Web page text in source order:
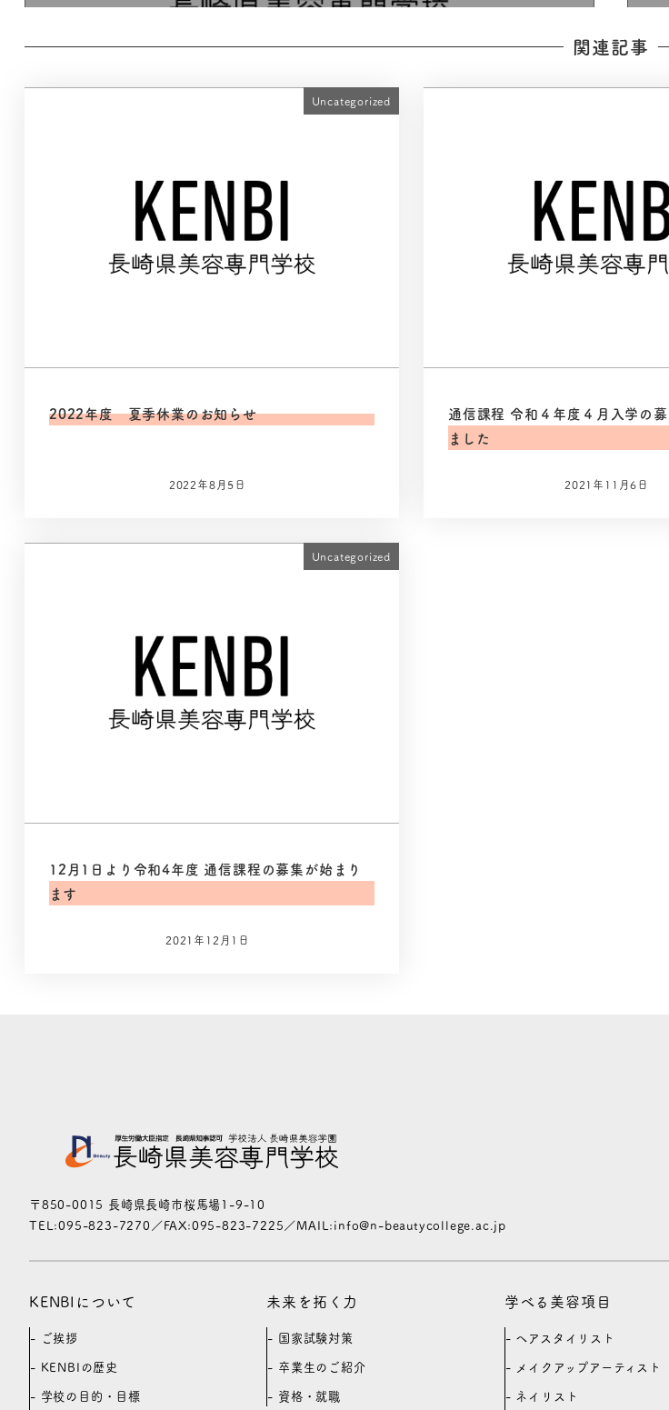
関連記事
Uncategorized
2022年度 夏季休業のお知らせ
2022年8月5日
通信課程 令和４年度４月入学の
ました
2021年11月6日
Uncategorized
12月1日より令和4年度 通信課程の募集が始まり
ます
2021年12月1日
〒850-0015 長崎県長崎市桜馬場1-9-10
TEL:095-823-7270／FAX:095-823-7225／MAIL:info@n-beautycollege.ac.jp
KENBIについて
ご挨拶
KENBIの歴史
学校の目的・目標
未来を拓く力
国家試験対策
卒業生のご紹介
資格・就職
学べる美容項目
ヘアスタイリスト
メイクアップアーティスト
ネイリスト